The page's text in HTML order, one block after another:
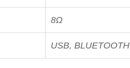
8Ω
USB, BLUETOOTH